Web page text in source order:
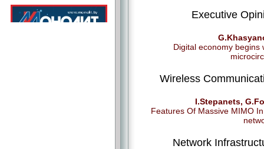
Executive
Digital economy begins
Wireless
I.Stepanets,
Features Of Massive MIMO
Network